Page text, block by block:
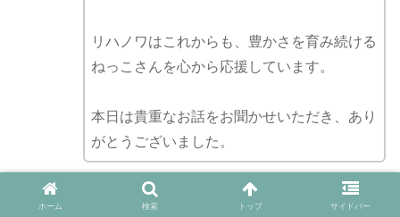
リハノワはこれからも、豊かさを育み続ける
ねっこさんを心から応援しています。
本日は貴重なお話をお聞かせいただき、あり
がとうございました。
ホーム 検索 トップ サイドバー